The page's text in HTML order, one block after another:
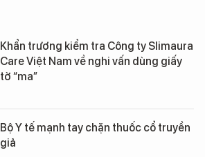
Khẩn trương kiểm tra Công ty Slimaura
Care Việt Nam về nghi vấn dùng giấy
tờ “ma”
Bộ Y tế mạnh tay chặn thuốc cổ truyền
giả